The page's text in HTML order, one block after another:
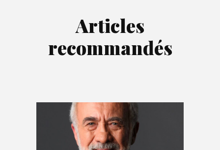
Articles
recommandés